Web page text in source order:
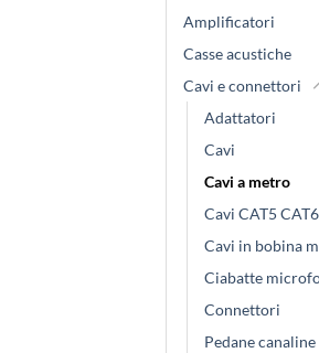
Amplificatori
Casse acustiche
Cavi e connettori
Adattatori
Cavi
Cavi a metro
Cavi CAT5 CAT6
Cavi in bobina
Ciabatte
Connettori
Pedane canaline